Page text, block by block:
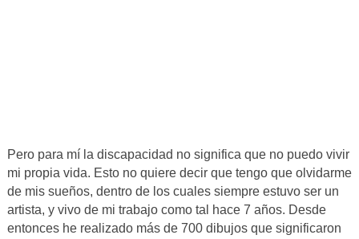
Pero para mí la discapacidad no significa que no puedo vivir
mi propia vida. Esto no quiere decir que tengo que olvidarme
de mis sueños, dentro de los cuales siempre estuvo ser un
artista, y vivo de mi trabajo como tal hace 7 años. Desde
entonces he realizado más de 700 dibujos que significaron